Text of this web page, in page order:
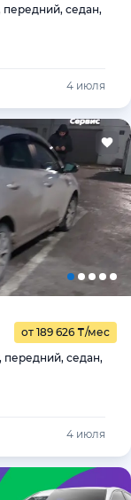
передний, седан,
4 июля
от 189 626 ₸/мес
передний, седан,
4 июля